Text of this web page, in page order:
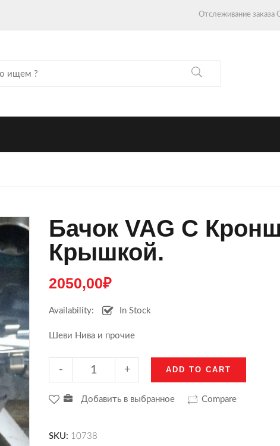
Отслеживание заказа
Бачок VAG С
Крышкой.
2050,00₽
Availability: In Stock
Шеви Нива и прочие
+
- ADD TO CART
Добавить в выбранное Compare
SKU: 10738